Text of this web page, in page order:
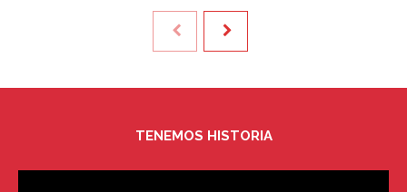
TENEMOS HISTORIA